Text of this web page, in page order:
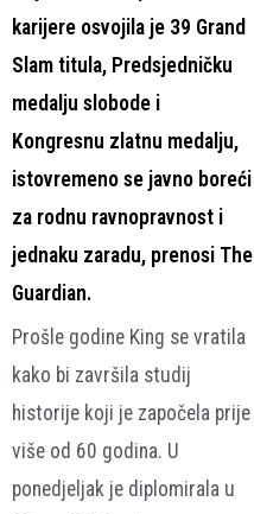
karijere osvojila je 39 Grand
Slam titula, Predsjedničku
medalju slobode i
Kongresnu zlatnu medalju,
istovremeno se javno boreći
za rodnu ravnopravnost i
jednaku zaradu, prenosi The
Guardian.
Prošle godine King se vratila
kako bi završila studij
historije koji je započela prije
više od 60 godina. U
ponedjeljak je diplomirala u